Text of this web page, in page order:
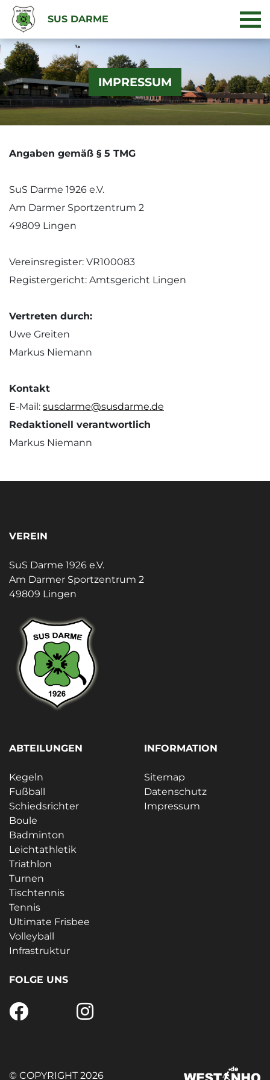
SUS DARME
IMPRESSUM
Angaben gemäß § 5 TMG
SuS Darme 1926 e.V.
Am Darmer Sportzentrum 2
49809 Lingen
Vereinsregister: VR100083
Registergericht: Amtsgericht Lingen
Vertreten durch:
Uwe Greiten
Markus Niemann
Kontakt
E-Mail: susdarme@susdarme.de
Redaktionell verantwortlich
Markus Niemann
VEREIN
SuS Darme 1926 e.V.
Am Darmer Sportzentrum 2
49809 Lingen
ABTEILUNGEN
Kegeln
Fußball
Schiedsrichter
Boule
Badminton
Leichtathletik
Triathlon
Turnen
Tischtennis
Tennis
Ultimate Frisbee
Volleyball
Infrastruktur
INFORMATION
Sitemap
Datenschutz
Impressum
FOLGE UNS
© COPYRIGHT 2026